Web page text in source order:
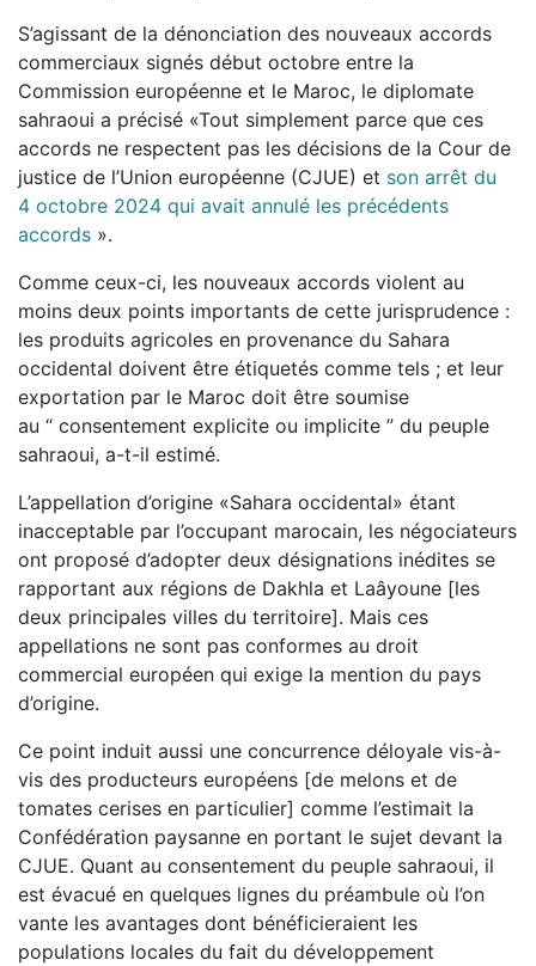
S’agissant de la dénonciation des nouveaux accords
commerciaux signés début octobre entre la
Commission européenne et le Maroc, le diplomate
sahraoui a précisé «Tout simplement parce que ces
accords ne respectent pas les décisions de la Cour de
justice de l’Union européenne (CJUE) et son arrêt du
4 octobre 2024 qui avait annulé les précédents
accords ».
Comme ceux-ci, les nouveaux accords violent au
moins deux points importants de cette jurisprudence :
les produits agricoles en provenance du Sahara
occidental doivent être étiquetés comme tels ; et leur
exportation par le Maroc doit être soumise
au “ consentement explicite ou implicite ” du peuple
sahraoui, a-t-il estimé.
L’appellation d’origine «Sahara occidental» étant
inacceptable par l’occupant marocain, les négociateurs
ont proposé d’adopter deux désignations inédites se
rapportant aux régions de Dakhla et Laâyoune [les
deux principales villes du territoire]. Mais ces
appellations ne sont pas conformes au droit
commercial européen qui exige la mention du pays
d’origine.
Ce point induit aussi une concurrence déloyale vis-à-
vis des producteurs européens [de melons et de
tomates cerises en particulier] comme l’estimait la
Confédération paysanne en portant le sujet devant la
CJUE. Quant au consentement du peuple sahraoui, il
est évacué en quelques lignes du préambule où l’on
vante les avantages dont bénéficieraient les
populations locales du fait du développement